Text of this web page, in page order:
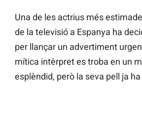
Una de les actrius més
de la televisió a Espanya ha
per llançar un advertiment
mítica intèrpret es troba en un
esplèndid, però la seva pell ja